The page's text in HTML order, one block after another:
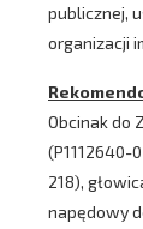
publicznej,
organizacji
Obcinak do
(P1112640-
218),
napędowy